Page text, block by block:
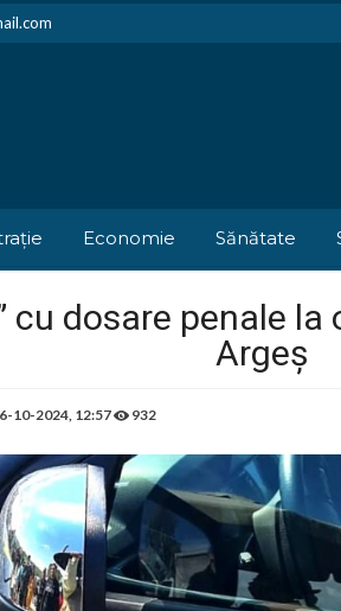
Economie Sănătate
cu dosare penale
Argeș
6-10-2024, 12:57 932